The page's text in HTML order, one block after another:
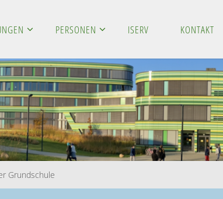
PERSONEN ISERV KONTAKT
Grundschule